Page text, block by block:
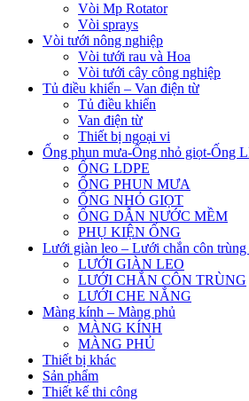
Vòi Mp Rotator
Vòi sprays
Vòi tưới nông nghiệp
Vòi tưới rau và Hoa
Vòi tưới cây công nghiệp
Tủ điều khiển – Van điện từ
Tủ điều khiển
Van điện từ
Thiết bị ngoại vi
Ống phun mưa-Ống nhỏ giọt-Ống
ỐNG LDPE
ỐNG PHUN MƯA
ỐNG NHỎ GIỌT
ỐNG DẪN NƯỚC MỀM
PHỤ KIỆN ỐNG
Lưới giàn leo – Lưới chắn côn
LƯỚI GIÀN LEO
LƯỚI CHẮN CÔN TRÙNG
LƯỚI CHE NẮNG
Màng kính – Màng phủ
MÀNG KÍNH
MÀNG PHỦ
Thiết bị khác
Sản phẩm
Thiết kế thi công